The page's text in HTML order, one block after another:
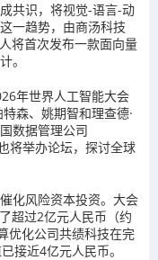
共识，将视觉-语言-动
一趋势，由商汤科技
将首次发布一款面向量
。
年世界人工智能大会
森、姚期智和理查德·
数据管理公司
将举办论坛，探讨全球
化风险资本投资。大会
超过2亿元人民币（约
优化公司共绩科技在完
接近4亿元人民币。